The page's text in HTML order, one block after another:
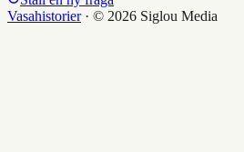
Vasahistorier· © 2026 Siglou Media